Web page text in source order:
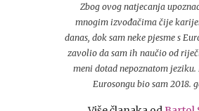
Zbog ovog natjecanja
mnogim izvođačima čije
danas, dok sam neke pjesme s
zavolio da sam ih naučio od
meni dotad nepoznatom jeziku.
Eurosongu bio sam 2018.